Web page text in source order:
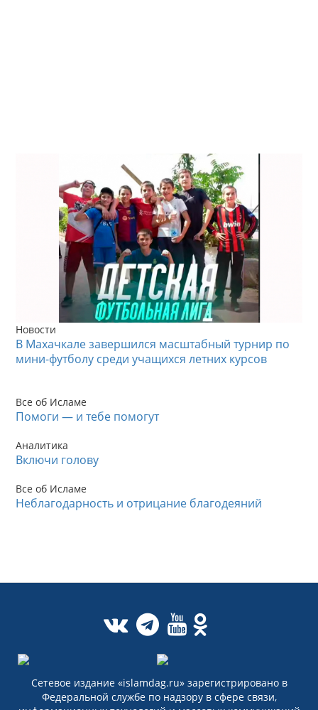
Новости
В Махачкале завершился масштабный турнир по
мини-футболу среди учащихся летних курсов
Все об Исламе
Помоги — и тебе помогут
Аналитика
Включи голову
Все об Исламе
Неблагодарность и отрицание благодеяний
Сетевое издание «islamdag.ru» зарегистрировано в
Федеральной службе по надзору в сфере связи,